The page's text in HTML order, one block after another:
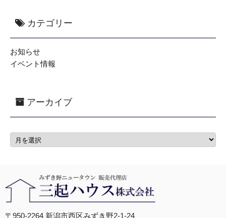
カテゴリー
お知らせ
イベント情報
アーカイブ
〒950-2264 新潟市西区みずき野2-1-24